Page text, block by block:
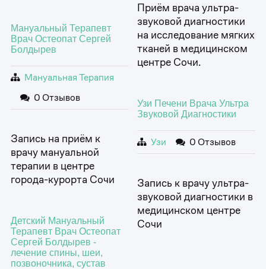
Приём врача ультра-
звуковой диагностики
на исследование мягких
тканей в медицинском
центре Сочи.
Мануальный Терапевт
Врач Остеопат Сергей
Болдырев
Мануальная Терапия
0 Отзывов
Запись на приём к
врачу мануальной
терапии в центре
города-курорта Сочи
Узи Печени Врача Ультра
Звуковой Диагностики
Узи 0 Отзывов
Запись к врачу ультра-
звуковой диагностики в
медицинском центре
Сочи
Детский Мануальный
Терапевт Врач Остеопат
Сергей Болдырев -
лечение спины, шеи,
позвоночника, сустав